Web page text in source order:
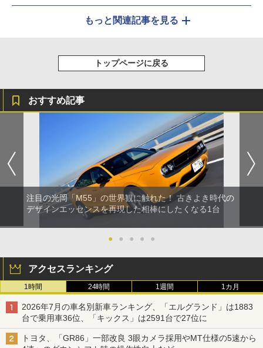
もっと関連記事を見る
トップページに戻る
おすすめ記事
注目の光岡「M55」の世界観に触れた！ 古きよき時代の
デザインエッセンスを再現した相棒にしたくなる1台
● ● ● ● ●
アクセスランキング
1時間 24時間 1週間 1カ月
2026年7月の車名別新車ランキング、「エルグランド」は1883
台で乗用車36位、「キックス」は2591台で27位に
トヨタ、「GR86」一部改良 3眼カメラ採用やMT仕様の5速から